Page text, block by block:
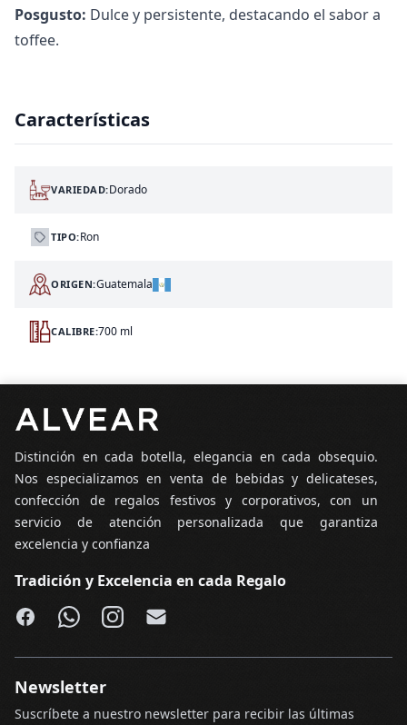
Posgusto: Dulce y persistente, destacando el sabor a
toffee.
Características
VARIEDAD:Dorado
TIPO:Ron
ORIGEN:Guatemala
CALIBRE:700 ml
Distinción en cada botella, elegancia en cada obsequio.
Nos especializamos en venta de bebidas y delicateses,
confección de regalos festivos y corporativos, con un
servicio de atención personalizada que garantiza
excelencia y confianza
Tradición y Excelencia en cada Regalo
Facebook
WhatsApp
Instagram
Email
Newsletter
Suscríbete a nuestro newsletter para recibir las últimas